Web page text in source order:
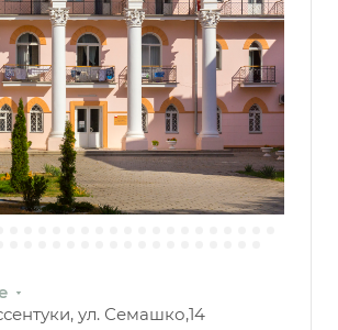
ул. Семашко,14